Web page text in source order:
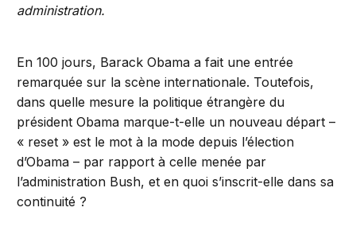
administration.
En 100 jours, Barack Obama a fait une entrée
remarquée sur la scène internationale. Toutefois,
dans quelle mesure la politique étrangère du
président Obama marque-t-elle un nouveau départ –
« reset » est le mot à la mode depuis l’élection
d’Obama – par rapport à celle menée par
l’administration Bush, et en quoi s’inscrit-elle dans sa
continuité ?